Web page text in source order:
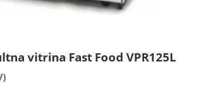
vitrina Fast Food VPR125L